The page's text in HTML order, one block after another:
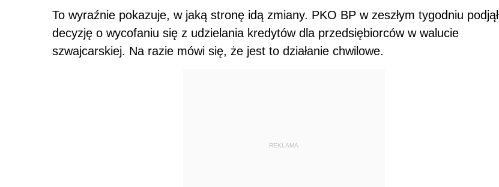
To wyraźnie pokazuje, w jaką stronę idą zmiany. PKO BP w zeszłym tygodniu podjął
decyzję o wycofaniu się z udzielania kredytów dla przedsiębiorców w walucie
szwajcarskiej. Na razie mówi się, że jest to działanie chwilowe.
REKLAMA